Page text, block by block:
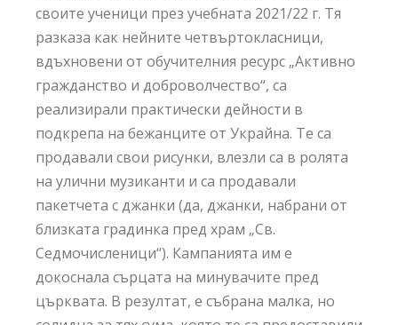
своите ученици през учебната 2021/22 г. Тя
разказа как нейните четвъртокласници,
вдъхновени от обучителния ресурс „Активно
гражданство и доброволчество“, са
реализирали практически дейности в
подкрепа на бежанците от Украйна. Те са
продавали свои рисунки, влезли са в ролята
на улични музиканти и са продавали
пакетчета с джанки (да, джанки, набрани от
близката градинка пред храм „Св.
Седмочисленици“). Кампанията им е
докоснала сърцата на минувачите пред
църквата. В резултат, е събрана малка, но